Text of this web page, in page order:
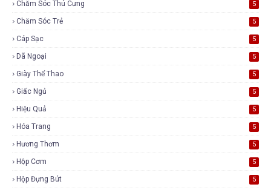
Chăm Sóc Thú Cưng 5
Chăm Sóc Trẻ 5
Cáp Sạc 5
Dã Ngoại 5
Giày Thể Thao 5
Giấc Ngủ 5
Hiệu Quả 5
Hóa Trang 5
Hương Thơm 5
Hộp Cơm 5
Hộp Đựng Bút 5